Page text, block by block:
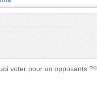
voter pour un opposants ?!!